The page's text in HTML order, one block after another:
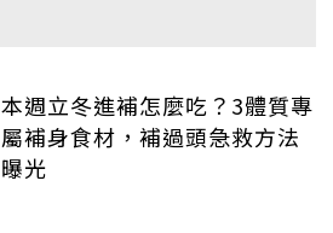
本週立冬進補怎麼吃？3體質專
屬補身食材，補過頭急救方法
曝光